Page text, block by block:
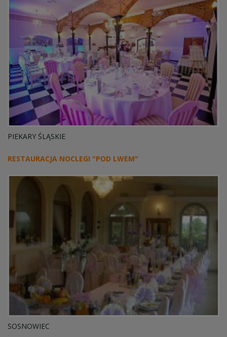
PIEKARY ŚLĄSKIE
RESTAURACJA NOCLEGI "POD LWEM"
SOSNOWIEC